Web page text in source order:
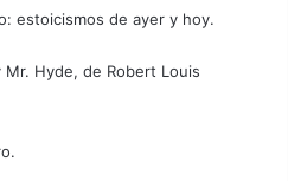
estoicismos de ayer y hoy.
Hyde, de Robert Louis